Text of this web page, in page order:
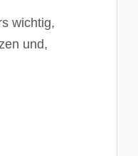
wichtig,
und,